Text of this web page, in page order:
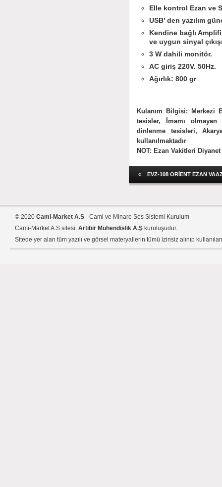
Elle kontrol Ezan ve
USB’ den yazılım
Kendine bağlı
ve uygun sinyal
3 W dahili monitör.
AC giriş 220V. 50Hz.
Ağırlık: 800 gr
Kulanım Bilgisi: Merkezi
tesisler, İmamı olmayan
dinlenme tesisleri,
kullanılmaktadır
NOT: Ezan Vakitleri Diyanet
« EVZ-108 ORİENT EZAN
© 2020 Cami-Market A.S - Cami ve Minare Ses Sistemi Kurulum
Cami-Market A.S sitesi, Artıbir Mühendislik A.Ş kuruluşudur.
Sitede yer alan tüm yazılı ve görsel materyallerin tümü izinsiz alınıp